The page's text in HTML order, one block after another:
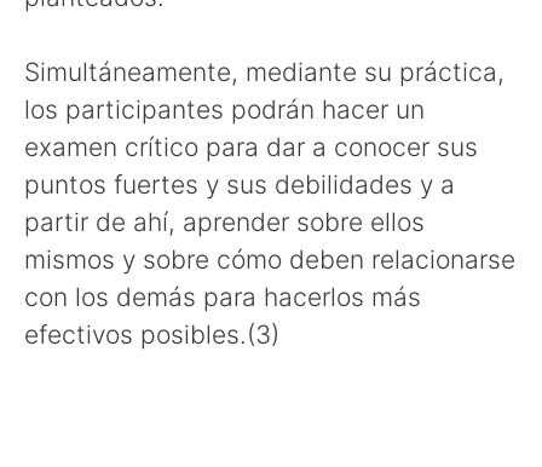
Simultáneamente, mediante su práctica,
los participantes podrán hacer un
examen crítico para dar a conocer sus
puntos fuertes y sus debilidades y a
partir de ahí, aprender sobre ellos
mismos y sobre cómo deben relacionarse
con los demás para hacerlos más
efectivos posibles.(3)